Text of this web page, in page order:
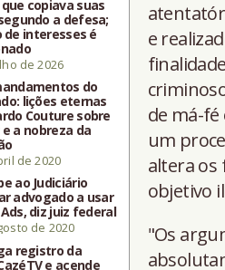
que copiava suas
a defesa;
interesses é
de 2026
do
lições eternas
Couture sobre
a nobreza da
de 2020
ao Judiciário
advogado a usar
diz juiz federal
de 2020
registro da
e acende
e
de má-
um
altera os
objetivo
"Os